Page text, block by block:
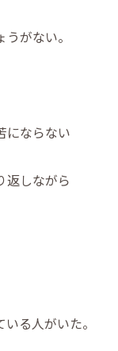
がない。
にならない
返しながら
る人がいた。